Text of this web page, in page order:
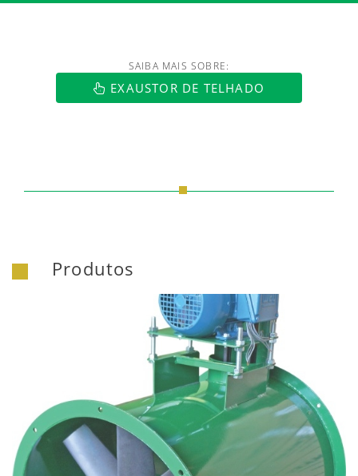
https://www.luftmaxi.com.br/
SAIBA MAIS SOBRE:
EXAUSTOR DE TELHADO
Produtos